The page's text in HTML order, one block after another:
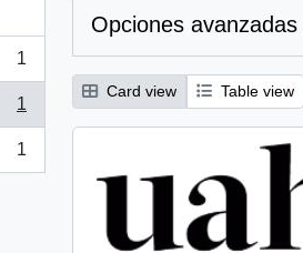
1
1
1
Opciones
Card view Table view